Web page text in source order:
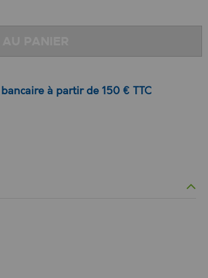
à partir de 150 € TTC